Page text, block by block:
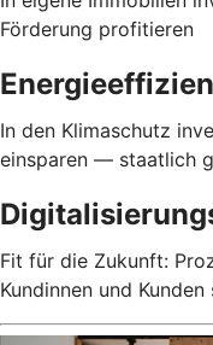
Förderung profitieren
In den Klimaschutz
einsparen — staatlich
Fit für die Zukunft:
Kundinnen und